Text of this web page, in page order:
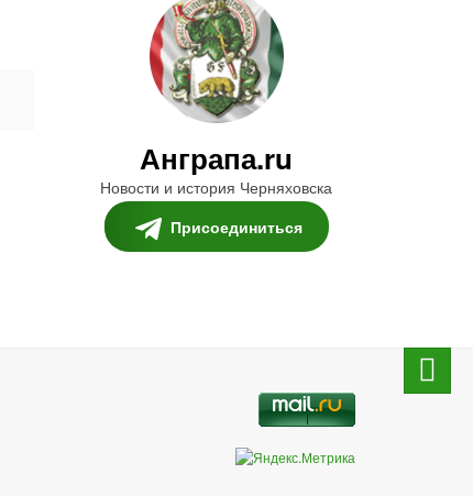
Анграпа.ru
Новости и история Черняховска
Присоединиться